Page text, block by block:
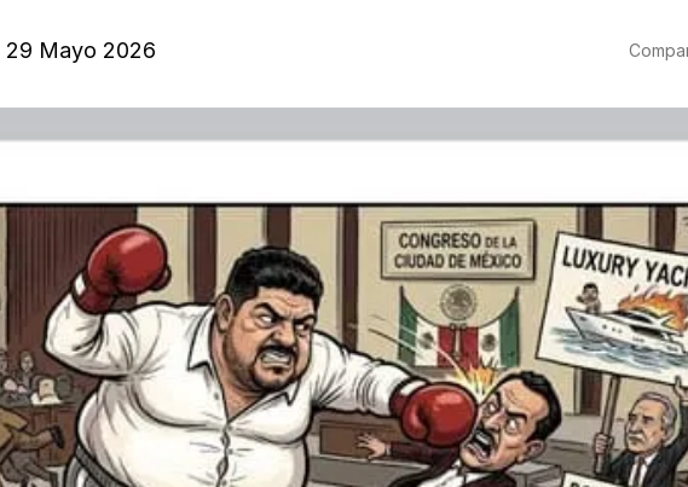
29 Mayo 2026